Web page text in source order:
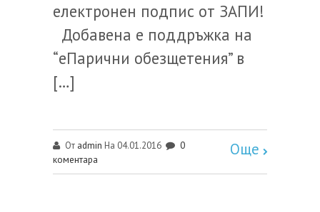
електронен подпис от ЗАПИ!
Добавена е поддръжка на
“еПарични обезщетения” в
[…]
От admin На 04.01.2016
0
коментара
Още